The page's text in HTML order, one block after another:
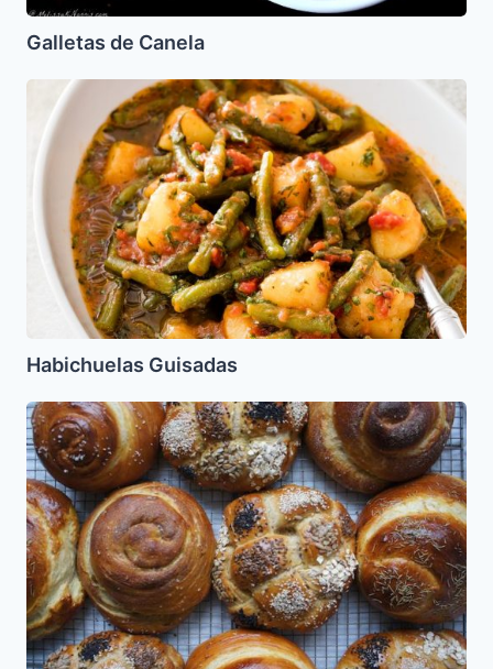
Galletas de Canela
Habichuelas
Guisadas
Habichuelas Guisadas
Jala
Agula
Redonda
Dulce
para
Rosh
Hashana